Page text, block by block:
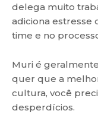
delega muito
adiciona estresse
time e no
Muri é geralmente
quer que a
cultura, você
desperdícios.